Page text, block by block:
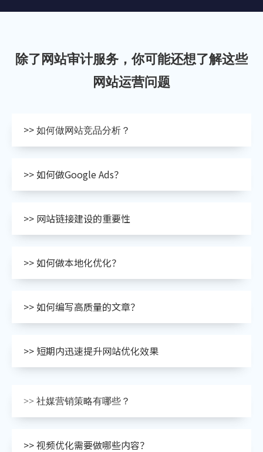
除了网站审计服务，你可能还想了解这些
网站运营问题
>> 如何做网站竞品分析？
>> 如何做Google Ads？
>> 网站链接建设的重要性
>> 如何做本地化优化？
>> 如何编写高质量的文章？
>> 短期内迅速提升网站优化效果
>> 社媒营销策略有哪些？
>> 视频优化需要做哪些内容？